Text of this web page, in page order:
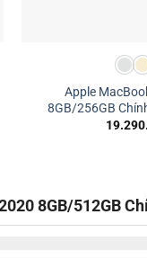
Apple
8GB/256GB
8GB/512GB